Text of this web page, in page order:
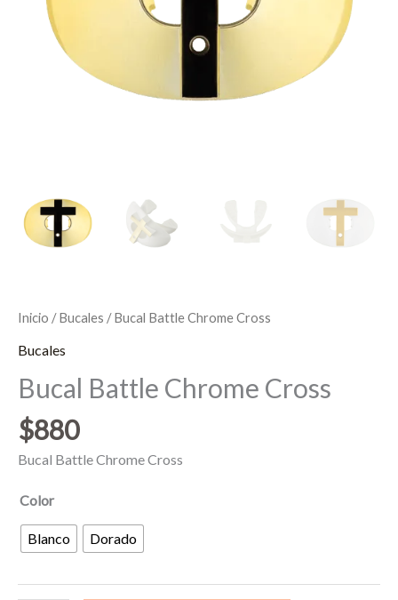
Inicio /Bucales / Bucal Battle Chrome Cross
Bucales
Bucal Battle Chrome Cross
$880
Bucal Battle Chrome Cross
Color
Blanco Dorado